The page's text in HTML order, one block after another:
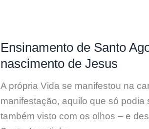
Ensinamento de Santo
nascimento de Jesus
A própria Vida se manifestou na
manifestação, aquilo que só
também visto com os olhos – e